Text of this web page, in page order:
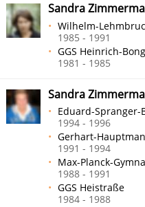
Sandra
Wilhelm-
1985 - 1991
GGS Heinrich-
1981 - 1985
Sandra
Eduard-
1994 - 1996
Gerhart-
1991 - 1994
Max-Planck-
1988 - 1991
GGS Heistraße
1984 - 1988